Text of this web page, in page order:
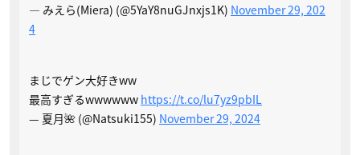
— みえら(Miera) (@5YaY8nuGJnxjs1K) November 29, 202
4
まじでゲン大好きww
最高すぎるwwwwww https://t.co/lu7yz9pbIL
— 夏月🌺 (@Natsuki155) November 29, 2024